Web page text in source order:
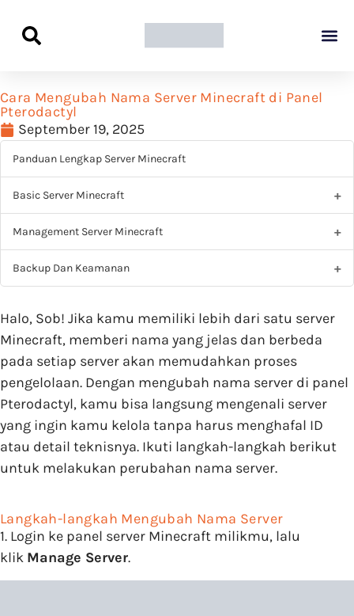
Cara Mengubah Nama Server Minecraft di Panel
Pterodactyl
September 19, 2025
Panduan Lengkap Server Minecraft
Basic Server Minecraft
Management Server Minecraft
Backup Dan Keamanan
Halo, Sob! Jika kamu memiliki lebih dari satu server
Minecraft, memberi nama yang jelas dan berbeda
pada setiap server akan memudahkan proses
pengelolaan. Dengan mengubah nama server di panel
Pterodactyl, kamu bisa langsung mengenali server
yang ingin kamu kelola tanpa harus menghafal ID
atau detail teknisnya. Ikuti langkah-langkah berikut
untuk melakukan perubahan nama server.
Langkah-langkah Mengubah Nama Server
1. Login ke panel server Minecraft milikmu, lalu
klik Manage Server.